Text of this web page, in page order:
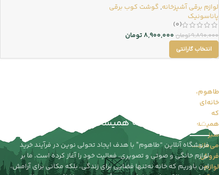
لوازم برقی آشپزخانه, گوشت کوب برقی
پاناسونیک
(0)
9,890,000تومان 8,900,000تومان
انتخاب گارانتی
طاهوم،
خانه‌ای
که
همیشه
سبز
می‌ماند...
فروش
لوازم
طاهوم را بیشتر بشناسید...
طاهوم | خانه‌ای که همیشه سبز می‌ماند
فروشگاه آنلاین “طاهوم” با هدف ایجاد تحولی نوین در فرآیند خرید
لوازم خانگی و صوتی و تصویری، فعالیت خود را آغاز کرده است. ما بر
این باوریم که خانه نه‌تنها فضایی برای زندگی، بلکه مکانی برای آرامش،